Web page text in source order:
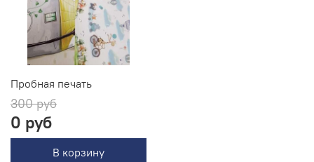
Пробная печать
300 руб
0 руб
В корзину